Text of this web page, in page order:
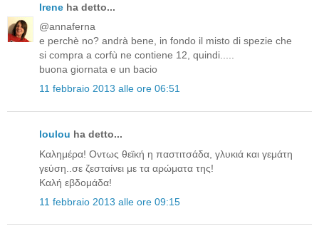
Irene ha detto...
@annaferna
e perchè no? andrà bene, in fondo il misto di spezie che
si compra a corfù ne contiene 12, quindi.....
buona giornata e un bacio
11 febbraio 2013 alle ore 06:51
loulou ha detto...
Καλημέρα! Οντως θεϊκή η παστιτσάδα, γλυκιά και γεμάτη
γεύση..σε ζεσταίνει με τα αρώματα της!
Καλή εβδομάδα!
11 febbraio 2013 alle ore 09:15